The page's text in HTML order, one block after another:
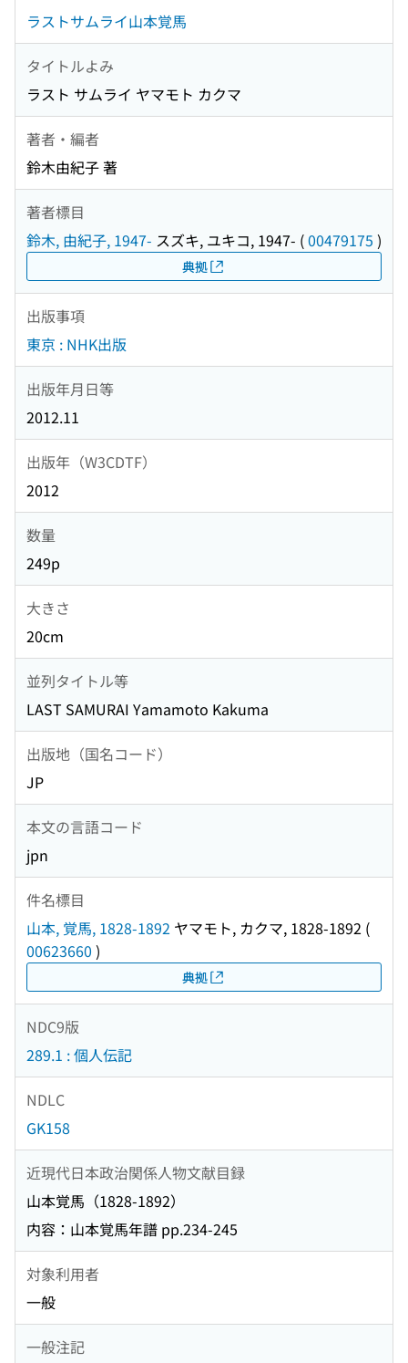
ラストサムライ山本覚馬
タイトルよみ
ラスト サムライ ヤマモト カクマ
著者・編者
鈴木由紀子 著
著者標目
鈴木, 由紀子, 1947- スズキ, ユキコ, 1947- (00479175 )
典拠
出版事項
東京 : NHK出版
出版年月日等
2012.11
出版年（W3CDTF）
2012
数量
249p
大きさ
20cm
並列タイトル等
LAST SAMURAI Yamamoto Kakuma
出版地（国名コード）
JP
本文の言語コード
jpn
件名標目
山本, 覚馬, 1828-1892 ヤマモト, カクマ, 1828-1892 (
00623660 )
典拠
NDC9版
289.1 : 個人伝記
NDLC
GK158
近現代日本政治関係人物文献目録
山本覚馬（1828-1892）
内容：山本覚馬年譜 pp.234-245
対象利用者
一般
一般注記